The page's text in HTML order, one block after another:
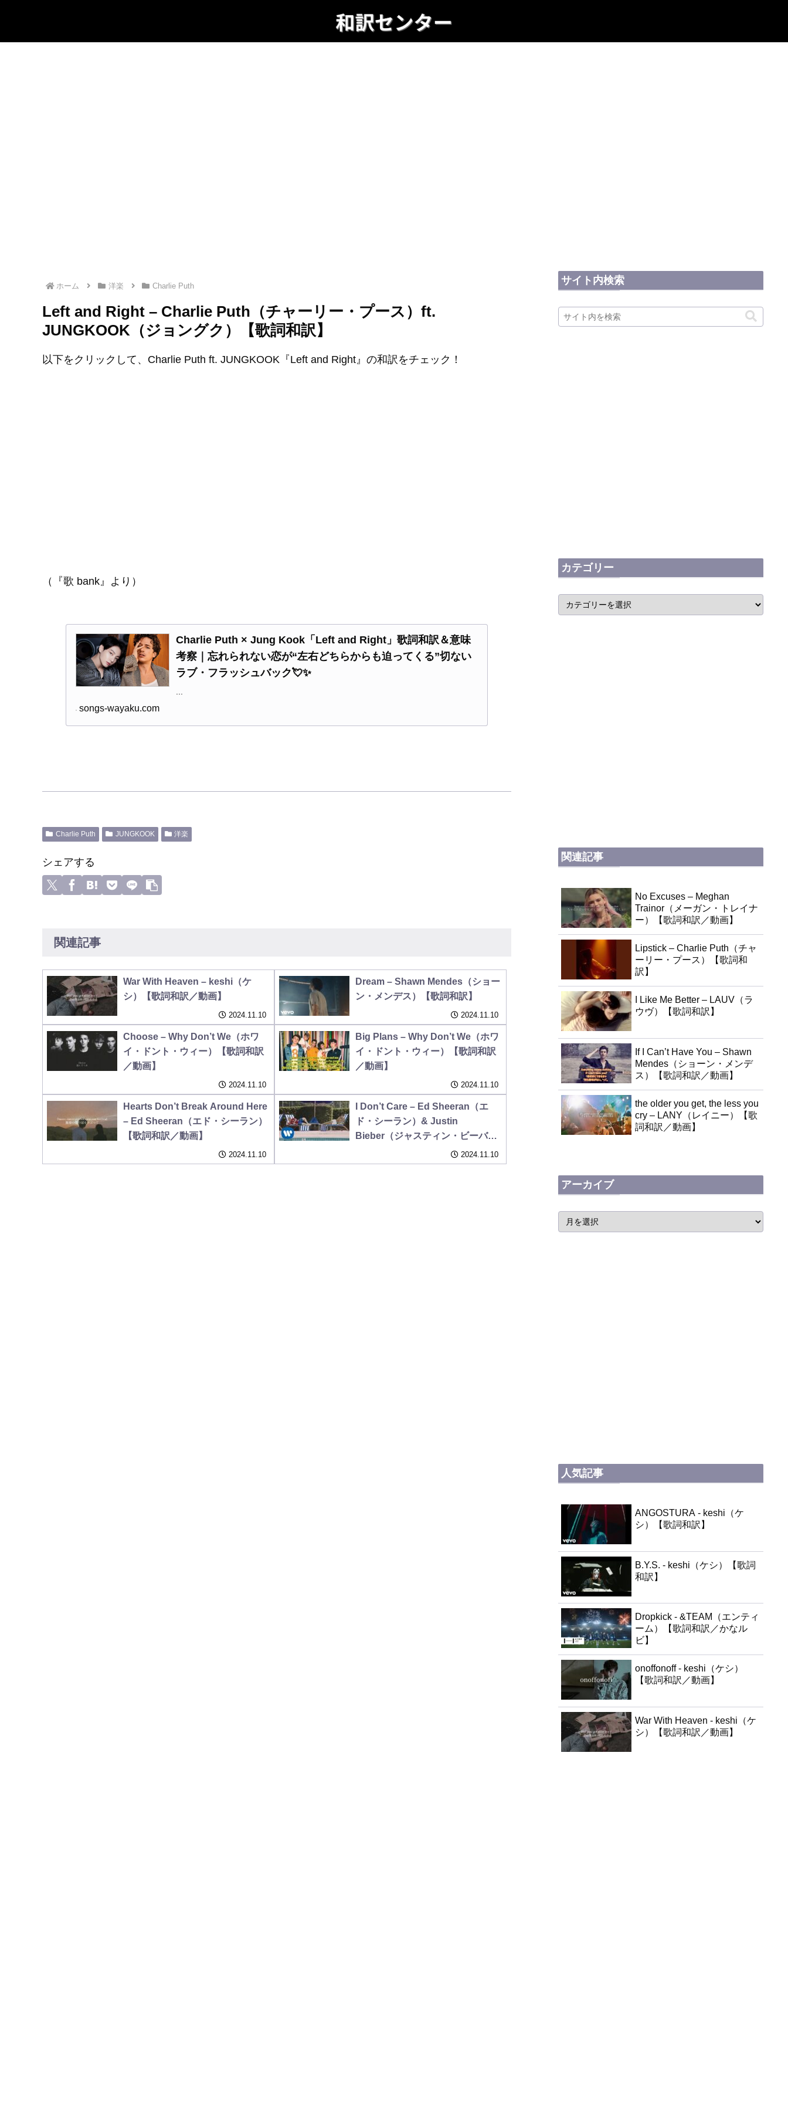
ホーム 洋楽 Charlie Puth
Left and Right – Charlie Puth（チャーリー・プース）ft.
JUNGKOOK（ジョングク）【歌詞和訳】
以下をクリックして、Charlie Puth ft. JUNGKOOK『Left and Right』の和訳をチェック！
（『歌 bank』より）
Charlie Puth × Jung Kook「Left and Right」歌詞和訳＆意味
考察｜忘れられない恋が“左右どちらからも迫ってくる”切ない
ラブ・フラッシュバック💘✨
songs-wayaku.com
Charlie Puth JUNGKOOK 洋楽
シェアする
関連記事
War With Heaven – keshi（ケ
シ）【歌詞和訳／動画】
2024.11.10
Dream – Shawn Mendes（ショー
ン・メンデス）【歌詞和訳】
2024.11.10
Choose – Why Don’t We（ホワ
イ・ドント・ウィー）【歌詞和訳
／動画】
2024.11.10
Big Plans – Why Don’t We（ホワ
イ・ドント・ウィー）【歌詞和訳
／動画】
2024.11.10
Hearts Don’t Break Around Here
– Ed Sheeran（エド・シーラン）
【歌詞和訳／動画】
2024.11.10
I Don’t Care – Ed Sheeran（エ
ド・シーラン）& Justin
Bieber（ジャスティン・ビーバ
2024.11.10
サイト内検索
カテゴリー
関連記事
No Excuses – Meghan
Trainor（メーガン・トレイナ
ー）【歌詞和訳／動画】
Lipstick – Charlie Puth（チャ
ーリー・プース）【歌詞和
訳】
I Like Me Better – LAUV（ラ
ウヴ）【歌詞和訳】
If I Can’t Have You – Shawn
Mendes（ショーン・メンデ
ス）【歌詞和訳／動画】
the older you get, the less you
cry – LANY（レイニー）【歌
詞和訳／動画】
アーカイブ
人気記事
ANGOSTURA - keshi（ケ
シ）【歌詞和訳】
B.Y.S. - keshi（ケシ）【歌詞
和訳】
Dropkick - &TEAM（エンティ
ーム）【歌詞和訳／かなル
ビ】
onoffonoff - keshi（ケシ）
【歌詞和訳／動画】
War With Heaven - keshi（ケ
シ）【歌詞和訳／動画】